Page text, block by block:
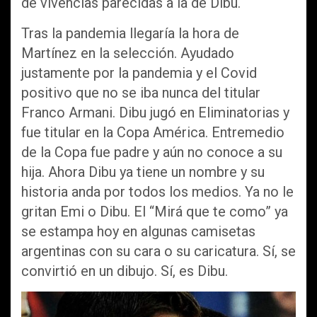
Tras la pandemia llegaría la hora de
Martínez en la selección. Ayudado
justamente por la pandemia y el Covid
positivo que no se iba nunca del titular
Franco Armani. Dibu jugó en Eliminatorias y
fue titular en la Copa América. Entremedio
de la Copa fue padre y aún no conoce a su
hija. Ahora Dibu ya tiene un nombre y su
historia anda por todos los medios. Ya no le
gritan Emi o Dibu. El “Mirá que te como” ya
se estampa hoy en algunas camisetas
argentinas con su cara o su caricatura. Sí, se
convirtió en un dibujo. Sí, es Dibu.